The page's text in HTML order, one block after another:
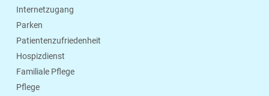
Internetzugang
Parken
Patientenzufriedenheit
Hospizdienst
Familiale Pflege
Pflege